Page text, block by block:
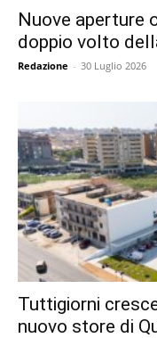
Nuove aperture
doppio volto
Redazione - 30 Luglio 2026
Tuttigiorni
nuovo store di